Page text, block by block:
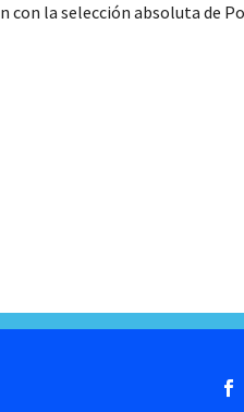
con la selección absoluta de